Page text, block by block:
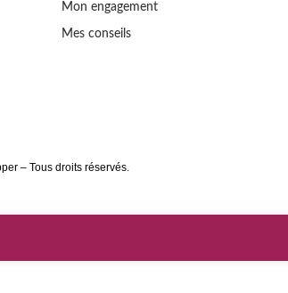
Mon engagement
Mes conseils
– Tous droits réservés.